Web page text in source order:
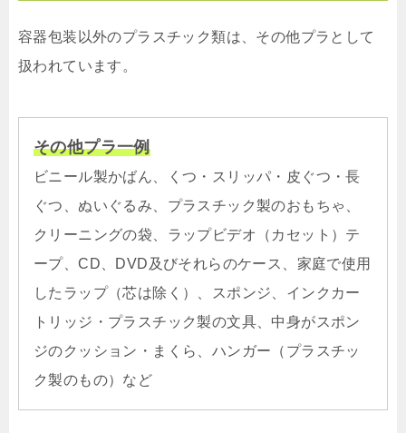
容器包装以外のプラスチック類は、その他プラとして
扱われています。
その他プラ一例
ビニール製かばん、くつ・スリッパ・皮ぐつ・長
ぐつ、ぬいぐるみ、プラスチック製のおもちゃ、
クリーニングの袋、ラップビデオ（カセット）テ
ープ、CD、DVD及びそれらのケース、家庭で使用
したラップ（芯は除く）、スポンジ、インクカー
トリッジ・プラスチック製の文具、中身がスポン
ジのクッション・まくら、ハンガー（プラスチッ
ク製のもの）など